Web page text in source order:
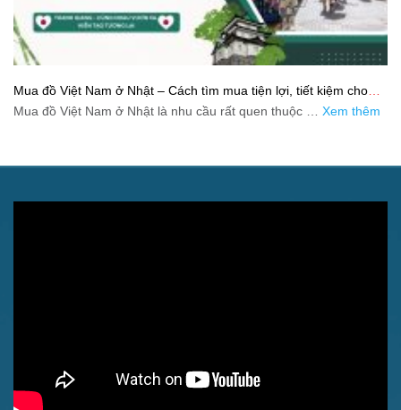
Mua đồ Việt Nam ở Nhật – Cách tìm mua tiện lợi, tiết kiệm cho
người xa quê
Mua đồ Việt Nam ở Nhật là nhu cầu rất quen thuộc … Xem thêm